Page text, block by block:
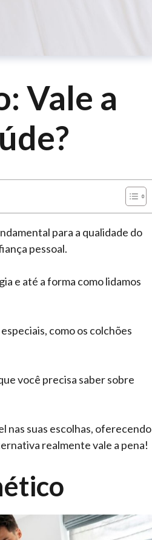
Vale a
para a qualidade do
pessoal.
e até a forma como lidamos
como os colchões
você precisa saber sobre
nas suas escolhas, oferecendo
realmente vale a pena!